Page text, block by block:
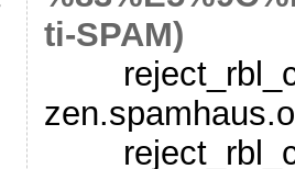
ti-SPAM)